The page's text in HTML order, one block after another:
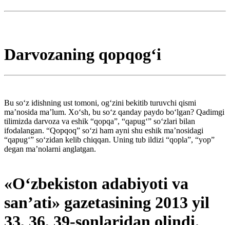
Darvozaning qopqog‘i
Bu so‘z idishning ust tomoni, og‘zini bekitib turuvchi qismi
ma’nosida ma’lum. Xo‘sh, bu so‘z qanday paydo bo‘lgan? Qadimgi
tilimizda darvoza va eshik “qopqa”, “qapug‘” so‘zlari bilan
ifodalangan. “Qopqoq” so‘zi ham ayni shu eshik ma’nosidagi
“qapug‘” so‘zidan kelib chiqqan. Uning tub ildizi “qopla”, “yop”
degan ­ma’nolarni anglatgan.
«O‘zbekiston adabiyoti va
san’ati» gazetasining 2013 yil